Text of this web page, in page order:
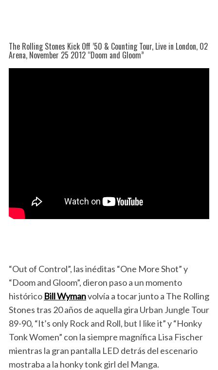
The Rolling Stones Kick Off ’50 & Counting Tour, Live in London, O2
Arena, November 25 2012 “Doom and Gloom”
“Out of Control”, las inéditas “One More Shot” y
“Doom and Gloom”, dieron paso a un momento
histórico Bill Wymanvolvía a tocar junto a The Rolling
Stones tras 20 años de aquella gira Urban Jungle Tour
89-90, “It’s only Rock and Roll, but I like it” y “Honky
Tonk Women” con la siempre magnífica Lisa Fischer
mientras la gran pantalla LED detrás del escenario
mostraba a la honky tonk girl del Manga.